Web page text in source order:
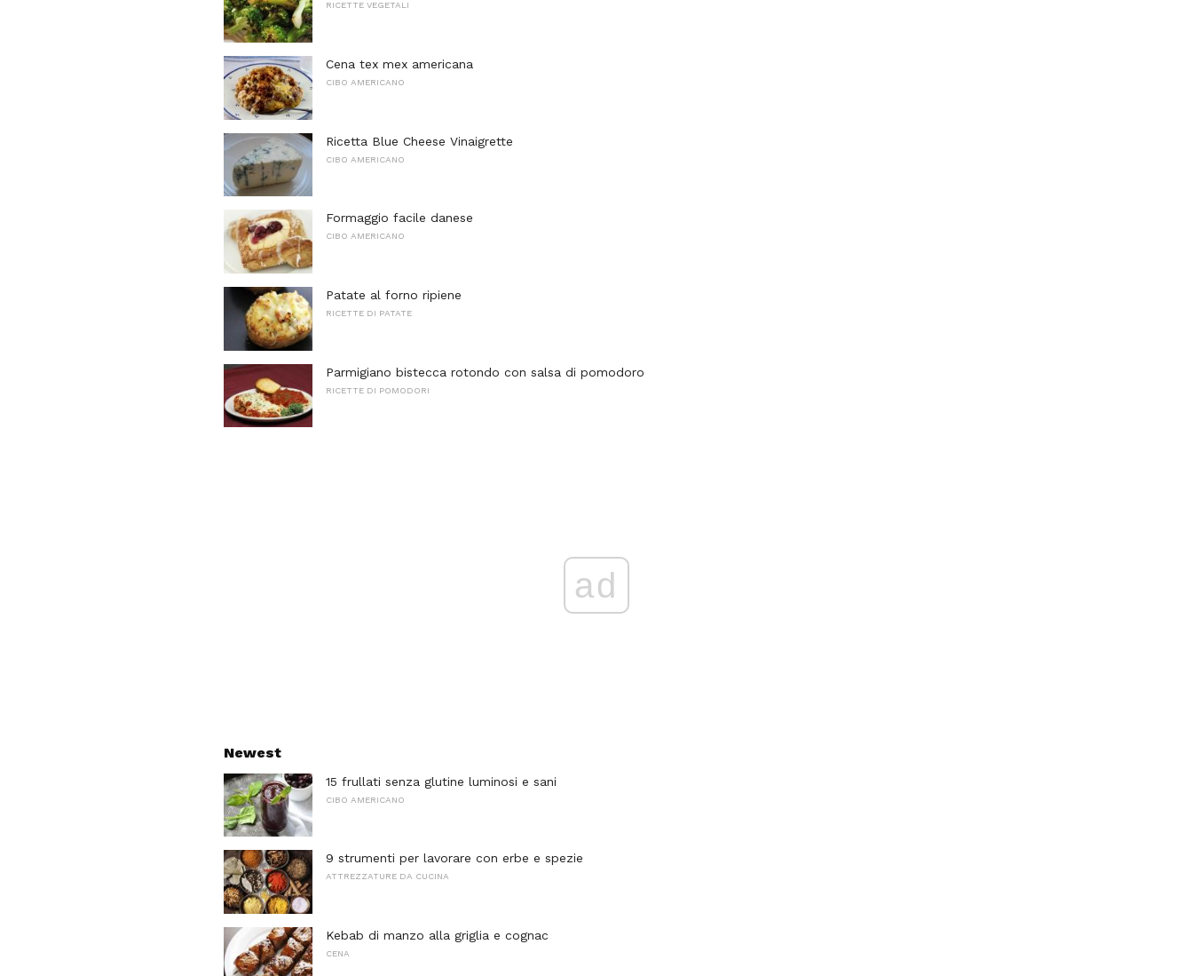
RICETTE VEGETALI
Cena tex mex americana
CIBO AMERICANO
Ricetta Blue Cheese Vinaigrette
CIBO AMERICANO
Formaggio facile danese
CIBO AMERICANO
Patate al forno ripiene
RICETTE DI PATATE
Parmigiano bistecca rotondo con salsa di pomodoro
RICETTE DI POMODORI
ad
Newest
15 frullati senza glutine luminosi e sani
CIBO AMERICANO
9 strumenti per lavorare con erbe e spezie
ATTREZZATURE DA CUCINA
Kebab di manzo alla griglia e cognac
CENA